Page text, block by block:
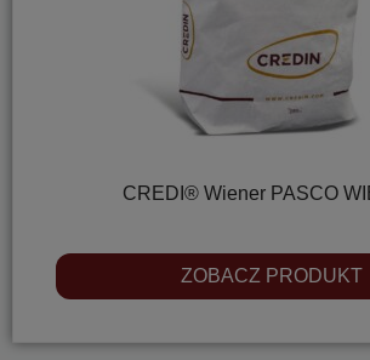
CREDI® Wiener PASCO
ZOBACZ PRODUKT